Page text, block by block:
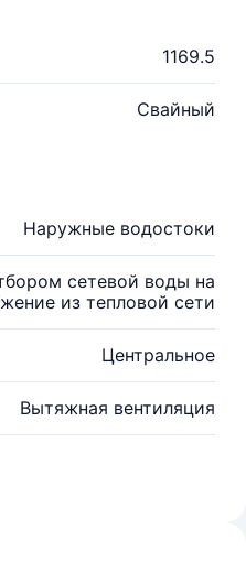
1169.5
Свайный
Наружные водостоки
сетевой воды на
из тепловой сети
Центральное
Вытяжная вентиляция